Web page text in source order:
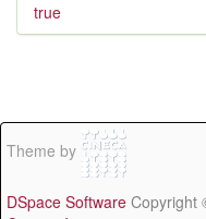
true
Theme by
DSpace Software Copyright